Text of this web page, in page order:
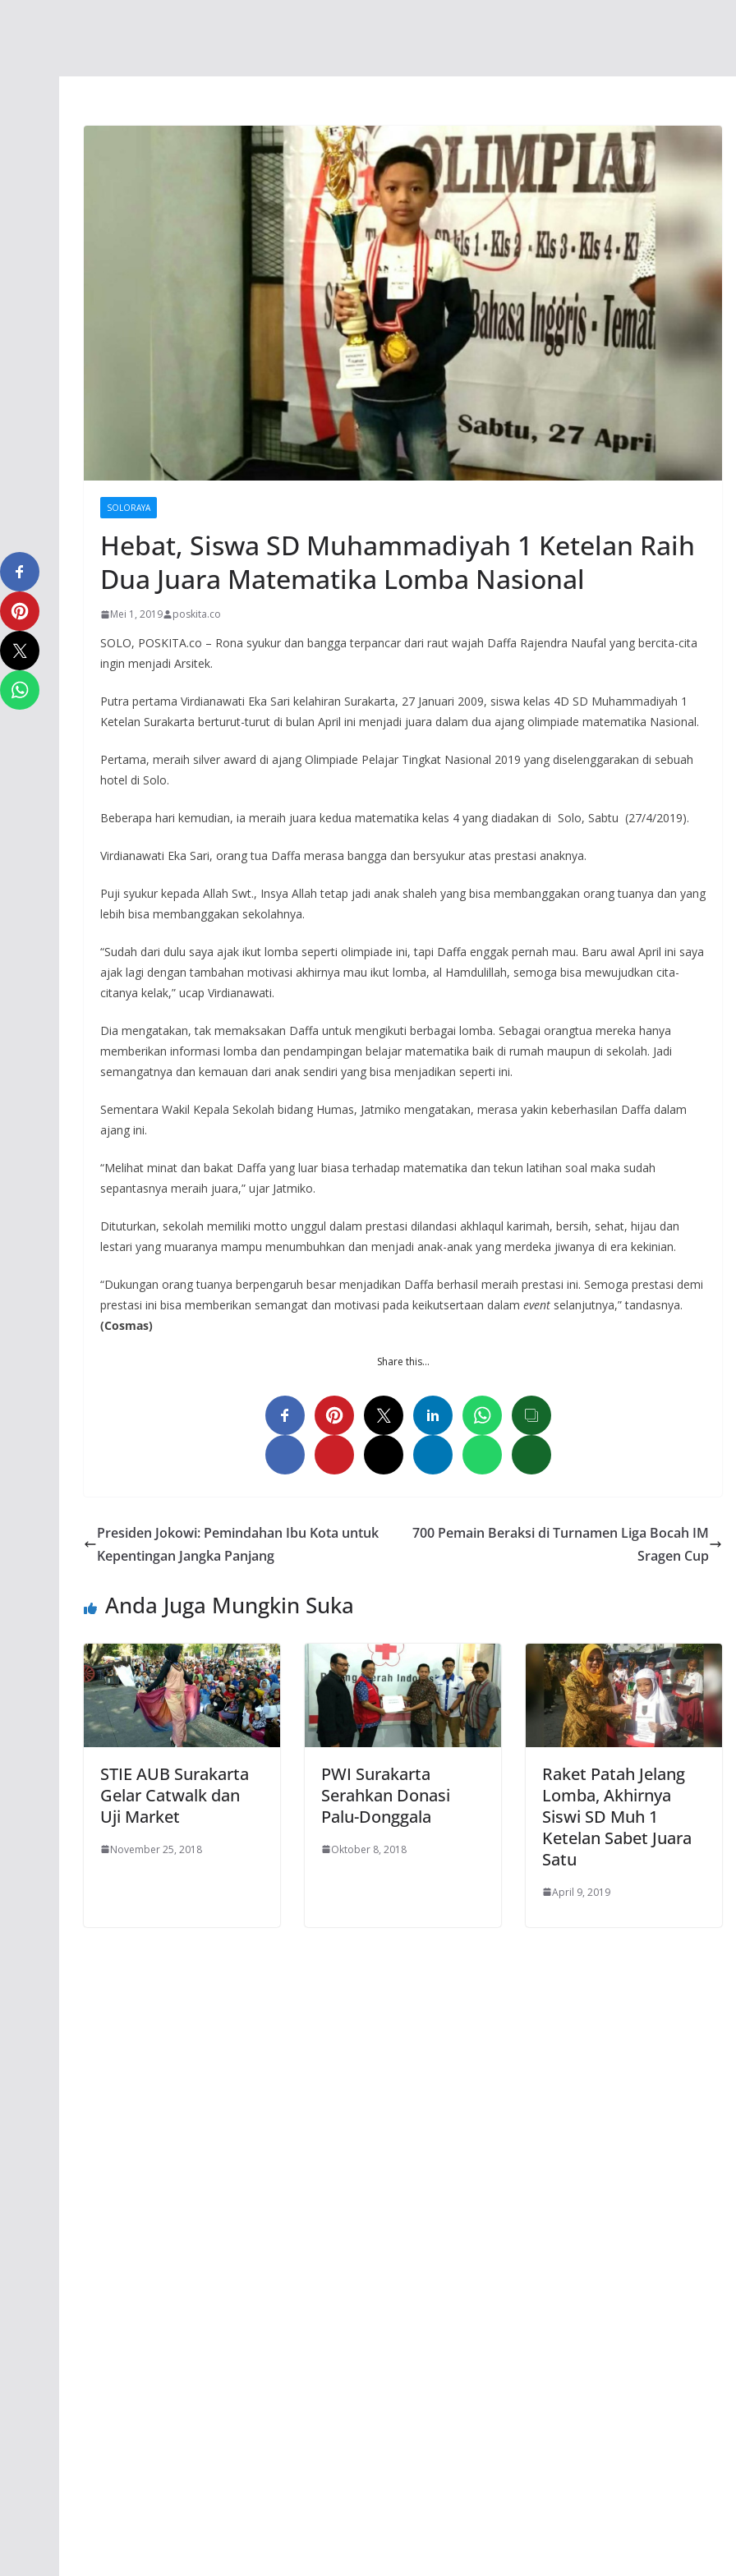
SOLORAYA
Hebat, Siswa SD Muhammadiyah 1 Ketelan Raih
Dua Juara Matematika Lomba Nasional
Mei 1, 2019 poskita.co
SOLO, POSKITA.co – Rona syukur dan bangga terpancar dari raut wajah Daffa Rajendra Naufal yang bercita-cita
ingin menjadi Arsitek.
Putra pertama Virdianawati Eka Sari kelahiran Surakarta, 27 Januari 2009, siswa kelas 4D SD Muhammadiyah 1
Ketelan Surakarta berturut-turut di bulan April ini menjadi juara dalam dua ajang olimpiade matematika Nasional.
Pertama, meraih silver award di ajang Olimpiade Pelajar Tingkat Nasional 2019 yang diselenggarakan di sebuah
hotel di Solo.
Beberapa hari kemudian, ia meraih juara kedua matematika kelas 4 yang diadakan di Solo, Sabtu (27/4/2019).
Virdianawati Eka Sari, orang tua Daffa merasa bangga dan bersyukur atas prestasi anaknya.
Puji syukur kepada Allah Swt., Insya Allah tetap jadi anak shaleh yang bisa membanggakan orang tuanya dan yang
lebih bisa membanggakan sekolahnya.
“Sudah dari dulu saya ajak ikut lomba seperti olimpiade ini, tapi Daffa enggak pernah mau. Baru awal April ini saya
ajak lagi dengan tambahan motivasi akhirnya mau ikut lomba, al Hamdulillah, semoga bisa mewujudkan cita-
citanya kelak,” ucap Virdianawati.
Dia mengatakan, tak memaksakan Daffa untuk mengikuti berbagai lomba. Sebagai orangtua mereka hanya
memberikan informasi lomba dan pendampingan belajar matematika baik di rumah maupun di sekolah. Jadi
semangatnya dan kemauan dari anak sendiri yang bisa menjadikan seperti ini.
Sementara Wakil Kepala Sekolah bidang Humas, Jatmiko mengatakan, merasa yakin keberhasilan Daffa dalam
ajang ini.
“Melihat minat dan bakat Daffa yang luar biasa terhadap matematika dan tekun latihan soal maka sudah
sepantasnya meraih juara,” ujar Jatmiko.
Dituturkan, sekolah memiliki motto unggul dalam prestasi dilandasi akhlaqul karimah, bersih, sehat, hijau dan
lestari yang muaranya mampu menumbuhkan dan menjadi anak-anak yang merdeka jiwanya di era kekinian.
“Dukungan orang tuanya berpengaruh besar menjadikan Daffa berhasil meraih prestasi ini. Semoga prestasi demi
prestasi ini bisa memberikan semangat dan motivasi pada keikutsertaan dalam event selanjutnya,” tandasnya.
(Cosmas)
Share this…
Presiden Jokowi: Pemindahan Ibu Kota untuk
Kepentingan Jangka Panjang
700 Pemain Beraksi di Turnamen Liga Bocah IM
Sragen Cup
Anda Juga Mungkin Suka
STIE AUB Surakarta
Gelar Catwalk dan
Uji Market
November 25, 2018
PWI Surakarta
Serahkan Donasi
Palu-Donggala
Oktober 8, 2018
Raket Patah Jelang
Lomba, Akhirnya
Siswi SD Muh 1
Ketelan Sabet Juara
Satu
April 9, 2019